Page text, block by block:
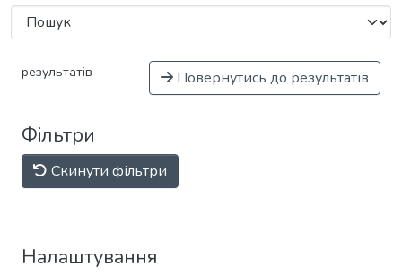
результатів Повернутись до результатів
Фільтри
Скинути фільтри
Налаштування